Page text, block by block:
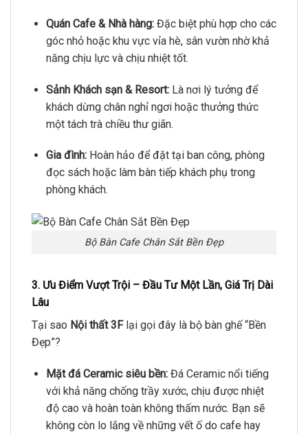
Quán Cafe & Nhà hàng:Đặc biệt phù hợp cho các
góc nhỏ hoặc khu vực vỉa hè, sân vườn nhờ khả
năng chịu lực và chịu nhiệt tốt.
Sảnh Khách sạn & Resort:Là nơi lý tưởng để
khách dừng chân nghỉ ngơi hoặc thưởng thức
một tách trà chiều thư giãn.
Gia đình:Hoàn hảo để đặt tại ban công, phòng
đọc sách hoặc làm bàn tiếp khách phụ trong
phòng khách.
Bộ Bàn Cafe Chân Sắt Bền Đẹp
3. Ưu Điểm Vượt Trội – Đầu Tư Một Lần, Giá Trị Dài
Lâu
Tại sao Nội thất 3Flại gọi đây là bộ bàn ghế “Bền
Đẹp”?
Mặt đá Ceramic siêu bền:Đá Ceramic nổi tiếng
với khả năng chống trầy xước, chịu được nhiệt
độ cao và hoàn toàn không thấm nước. Bạn sẽ
không còn lo lắng về những vết ố do cafe hay